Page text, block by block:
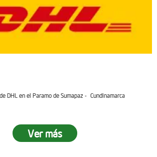
DHL en el Paramo de Sumapaz - Cundinamarca
Ver más